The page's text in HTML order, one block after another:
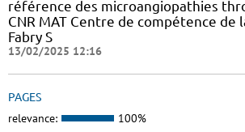
référence des microangiopathies
CNR MAT Centre de compétence de
Fabry S
13/02/2025 12:16
PAGES
relevance: 100%